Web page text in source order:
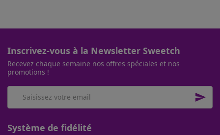
Inscrivez-vous à la Newsletter Sweetch
Recevez chaque semaine nos offres spéciales et nos
promotions !

Système de fidélité